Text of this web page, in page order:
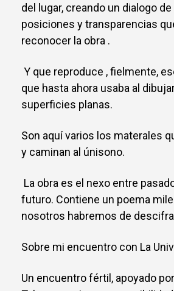
del lugar, creando un dialogo
posiciones y transparencias
reconocer la obra .
Y que reproduce , fielmente,
que hasta ahora usaba al
superficies planas.
Son aquí varios los materales
y caminan al únisono.
La obra es el nexo entre
futuro. Contiene un poema
nosotros habremos de
Sobre mi encuentro con La
Un encuentro fértil, apoyado